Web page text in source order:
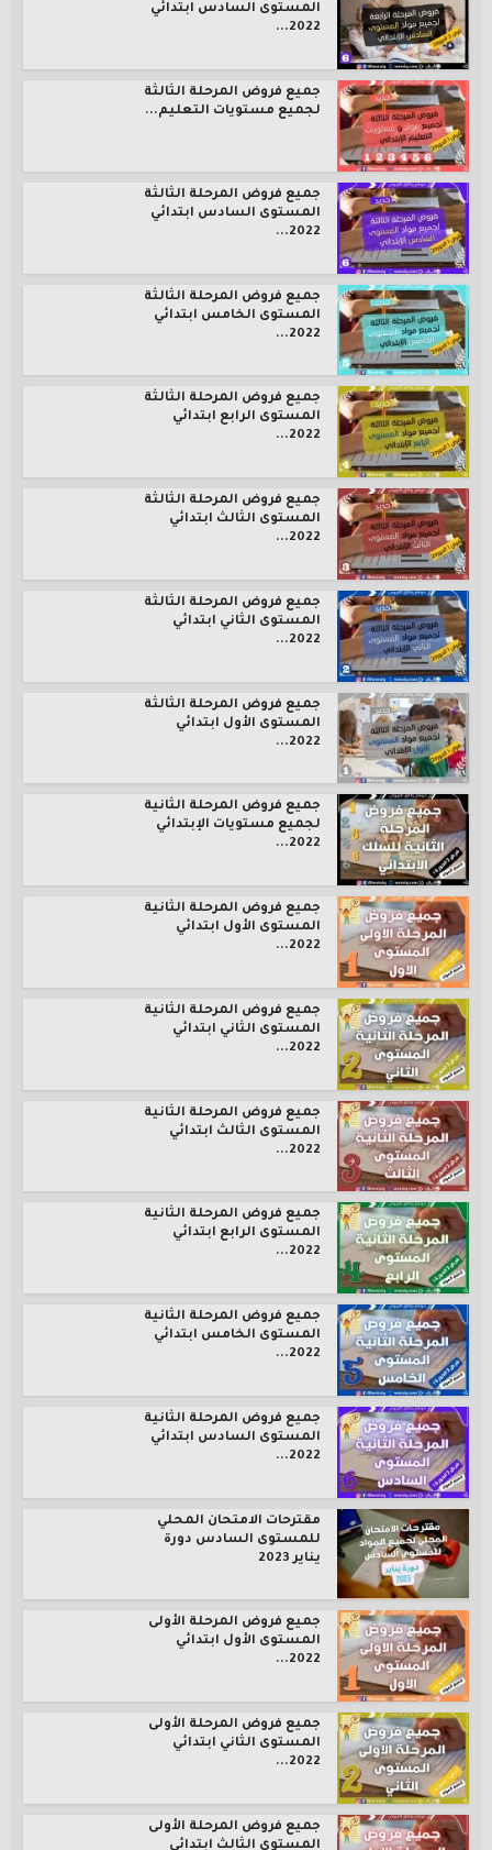
المستوى السادس ابتدائي
2022...
جميع فروض المرحلة الثالثة
لجميع مستويات التعليم...
جميع فروض المرحلة الثالثة
المستوى السادس ابتدائي
2022...
جميع فروض المرحلة الثالثة
المستوى الخامس ابتدائي
2022...
جميع فروض المرحلة الثالثة
المستوى الرابع ابتدائي
2022...
جميع فروض المرحلة الثالثة
المستوى الثالث ابتدائي
2022...
جميع فروض المرحلة الثالثة
المستوى الثاني ابتدائي
2022...
جميع فروض المرحلة الثالثة
المستوى الأول ابتدائي
2022...
جميع فروض المرحلة الثانية
لجميع مستويات الإبتدائي
2022...
جميع فروض المرحلة الثانية
المستوى الأول ابتدائي
2022...
جميع فروض المرحلة الثانية
المستوى الثاني ابتدائي
2022...
جميع فروض المرحلة الثانية
المستوى الثالث ابتدائي
2022...
جميع فروض المرحلة الثانية
المستوى الرابع ابتدائي
2022...
جميع فروض المرحلة الثانية
المستوى الخامس ابتدائي
2022...
جميع فروض المرحلة الثانية
المستوى السادس ابتدائي
2022...
مقترحات الامتحان المحلي
للمستوى السادس دورة
يناير 2023
جميع فروض المرحلة الأولى
المستوى الأول ابتدائي
2022...
جميع فروض المرحلة الأولى
المستوى الثاني ابتدائي
2022...
جميع فروض المرحلة الأولى
المستوى الثالث ابتدائي